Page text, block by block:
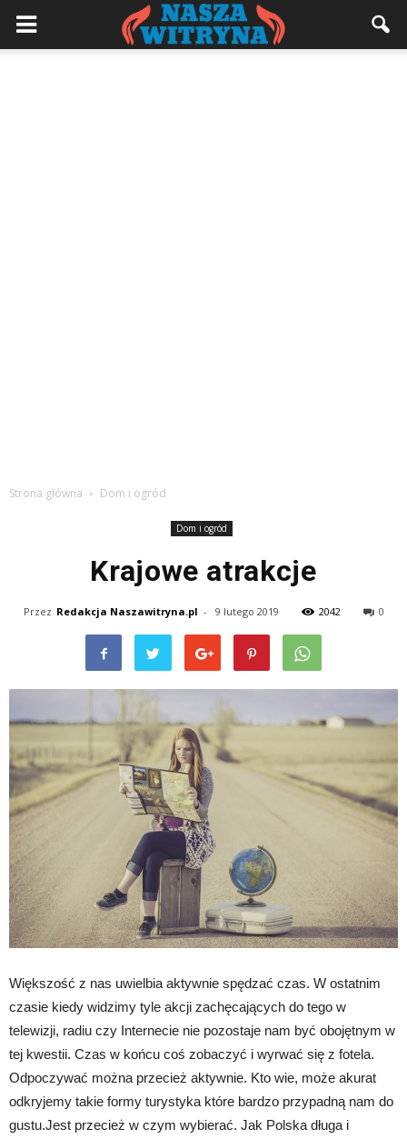
Strona główna Dom i ogród
Dom i ogród
Krajowe atrakcje
Przez Redakcja Naszawitryna.pl - 9 lutego 2019 2042 0
Większość z nas uwielbia aktywnie spędzać czas. W ostatnim
czasie kiedy widzimy tyle akcji zachęcających do tego w
telewizji, radiu czy Internecie nie pozostaje nam być obojętnym w
tej kwestii. Czas w końcu coś zobaczyć i wyrwać się z fotela.
Odpoczywać można przecież aktywnie. Kto wie, może akurat
odkryjemy takie formy turystyka które bardzo przypadną nam do
gustu.Jest przecież w czym wybierać. Jak Polska długa i